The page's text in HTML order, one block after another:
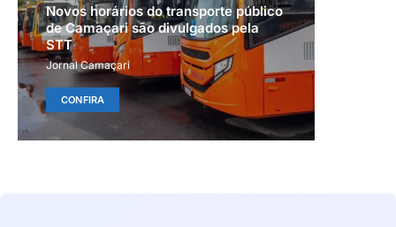
Novos horários do transporte público
de Camaçari são divulgados pela
STT
Jornal Camaçari
CONFIRA